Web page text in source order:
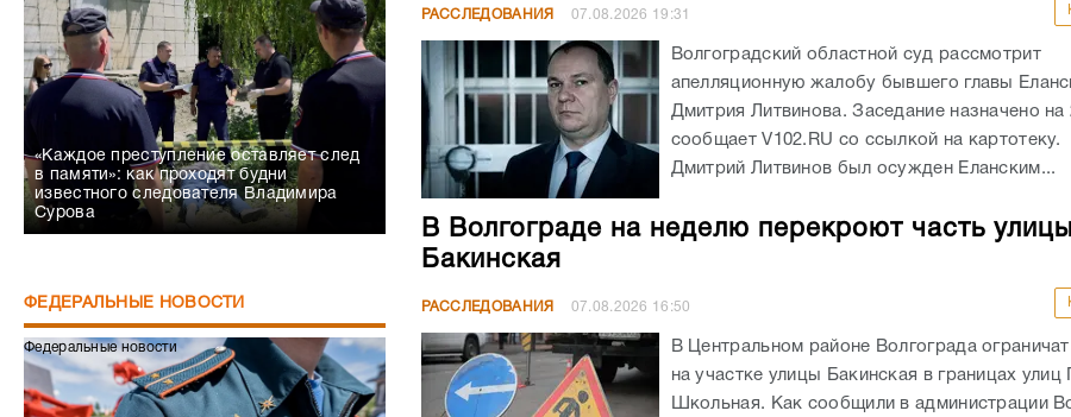
«Каждое преступление оставляет след
в памяти»: как проходят будни
известного следователя Владимира
Сурова
ФЕДЕРАЛЬНЫЕ НОВОСТИ
Федеральные новости
РАССЛЕДОВАНИЯ 07.08.2026 19:31
Волгоградский областной суд рассмотрит
апелляционную жалобу бывшего главы
Дмитрия Литвинова. Заседание назначено на
сообщает V102.RU со ссылкой на
Дмитрий Литвинов был осужден Еланским...
В Волгограде на неделю перекроют часть улицы
Бакинская
РАССЛЕДОВАНИЯ 07.08.2026 16:50
В Центральном районе Волгограда
на участке улицы Бакинская в границах улиц
Школьная. Как сообщили в администрации